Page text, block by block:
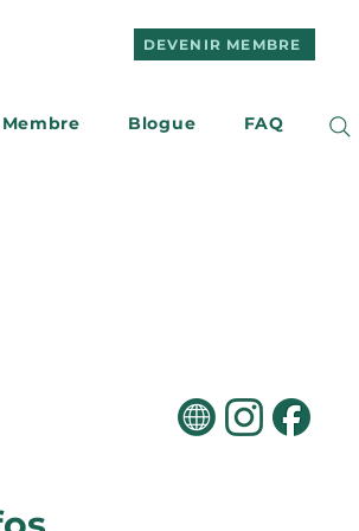
DEVENIR MEMBRE
Blogue FAQ